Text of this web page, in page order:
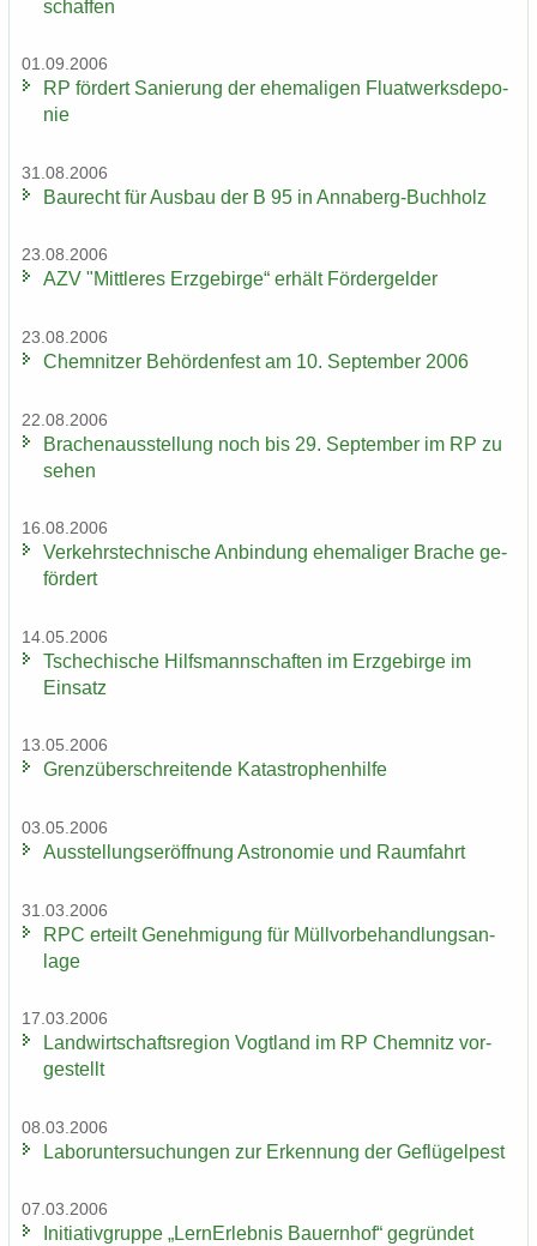
schaf­fen
01.09.2006
RP för­dert Sa­nie­rung der ehe­ma­li­gen Fluat­werks­de­po­
nie
31.08.2006
Bau­recht für Aus­bau der B 95 in Annaberg-​Buchholz
23.08.2006
AZV "Mitt­le­res Erz­ge­bir­ge“ er­hält För­der­gel­der
23.08.2006
Chem­nit­zer Be­hör­den­fest am 10. Sep­tem­ber 2006
22.08.2006
Bra­chen­aus­stel­lung noch bis 29. Sep­tem­ber im RP zu
sehen
16.08.2006
Ver­kehrs­tech­ni­sche An­bin­dung ehe­ma­li­ger Bra­che ge­
för­dert
14.05.2006
Tsche­chi­sche Hilfs­mann­schaf­ten im Erz­ge­bir­ge im
Ein­satz
13.05.2006
Grenz­über­schrei­ten­de Ka­ta­stro­phen­hil­fe
03.05.2006
Aus­stel­lungs­er­öff­nung As­tro­no­mie und Raum­fahrt
31.03.2006
RPC er­teilt Ge­neh­mi­gung für Müll­vor­be­hand­lungs­an­
la­ge
17.03.2006
Land­wirt­schafts­re­gi­on Vogt­land im RP Chem­nitz vor­
ge­stellt
08.03.2006
La­bor­un­ter­su­chun­gen zur Er­ken­nung der Ge­flü­gel­pest
07.03.2006
In­itia­tiv­grup­pe „Lern­Erleb­nis Bau­ern­hof“ ge­grün­det